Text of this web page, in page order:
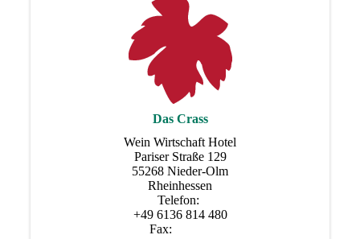
Das Crass
Wein Wirtschaft Hotel
Pariser Straße 129
55268 Nieder-Olm
Rheinhessen
Telefon:
+49 6136 814 480
Fax: